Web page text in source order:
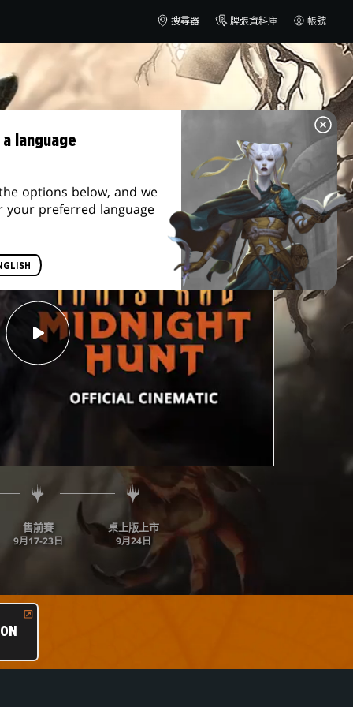
搜尋器 牌張資料庫 帳號
售前賽
9月17-23日
桌上版上市
9月24日
language
options below, and we
your preferred language